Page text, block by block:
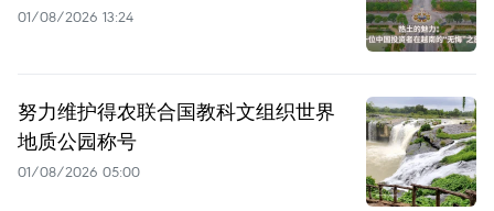
01/08/2026 13:24
努力维护得农联合国教科文组织世界
地质公园称号
01/08/2026 05:00